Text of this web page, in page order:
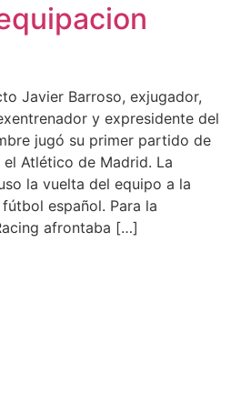
Javier Barroso, exjugador,
y expresidente del
jugó su primer partido de
Atlético de Madrid. La
la vuelta del equipo a la
español. Para la
afrontaba […]